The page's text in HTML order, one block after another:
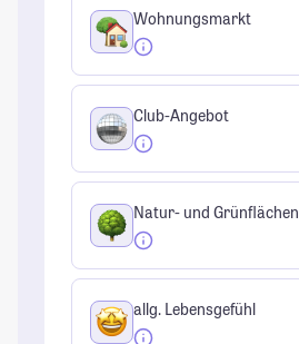
Wohnungsmarkt
Club-Angebot
Natur- und Grünflächen
allg. Lebensgefühl